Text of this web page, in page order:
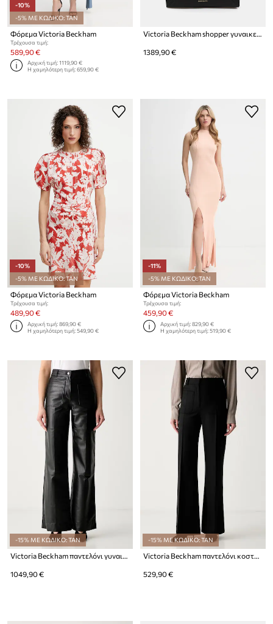
-10%
-5% ΜΕ ΚΩΔΙΚΟ: TAN
Φόρεμα Victoria Beckham
Τρέχουσα τιμή:
589,90 €
Αρχική τιμή:1119,90 €
Η χαμηλότερη τιμή:659,90 €
Victoria Beckham shopper γυναικεία δερμάτινη Victoria
1389,90 €
-10%
-5% ΜΕ ΚΩΔΙΚΟ: TAN
Φόρεμα Victoria Beckham
Τρέχουσα τιμή:
489,90 €
Αρχική τιμή:869,90 €
Η χαμηλότερη τιμή:549,90 €
-11%
-5% ΜΕ ΚΩΔΙΚΟ: TAN
Φόρεμα Victoria Beckham
Τρέχουσα τιμή:
459,90 €
Αρχική τιμή:829,90 €
Η χαμηλότερη τιμή:519,90 €
-15% ΜΕ ΚΩΔΙΚΟ: TAN
1049,90 €
-15% ΜΕ ΚΩΔΙΚΟ: TAN
529,90 €